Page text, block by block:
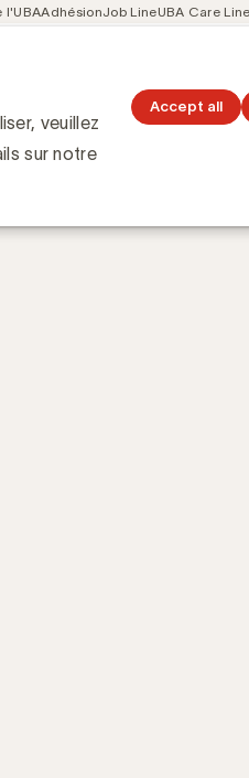
veuillez
sur notre
Accept all
l'UBAAdhésionJob LineUBA Care